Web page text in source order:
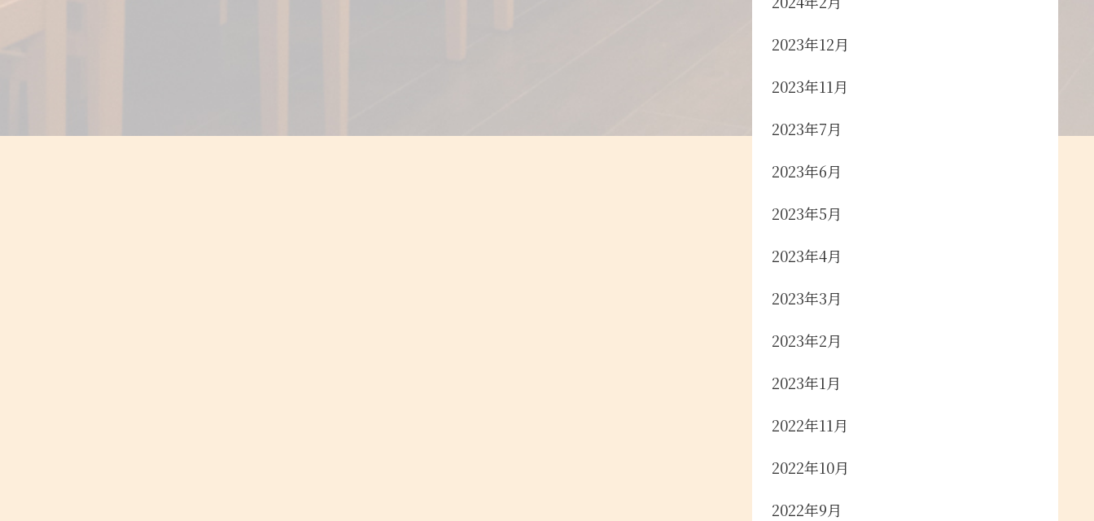
2023年12月
2023年11月
2023年7月
2023年6月
2023年5月
2023年4月
2023年3月
2023年2月
2023年1月
2022年11月
2022年10月
2022年9月